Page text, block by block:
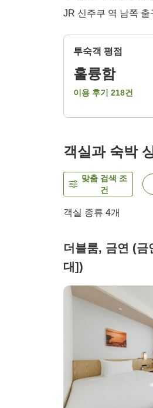
JR 신주쿠 역 남쪽
투숙객 평점
훌륭함
이용 후기 218건
객실과 숙박
맞춤 검색 조
건
객실 종류 4개
더블룸, 금연 (금
대])